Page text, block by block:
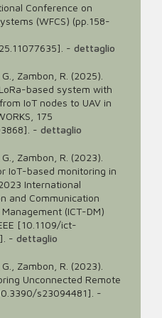
Conference on
(WFCS) (pp.158-
- dettaglio
Zambon, R. (2025).
based system with
IoT nodes to UAV in
175
- dettaglio
Zambon, R. (2023).
IoT-based monitoring in
International
and Communication
(ICT-DM)
[10.1109/ict-
- dettaglio
Zambon, R. (2023).
Unconnected Remote
s23094481]. -